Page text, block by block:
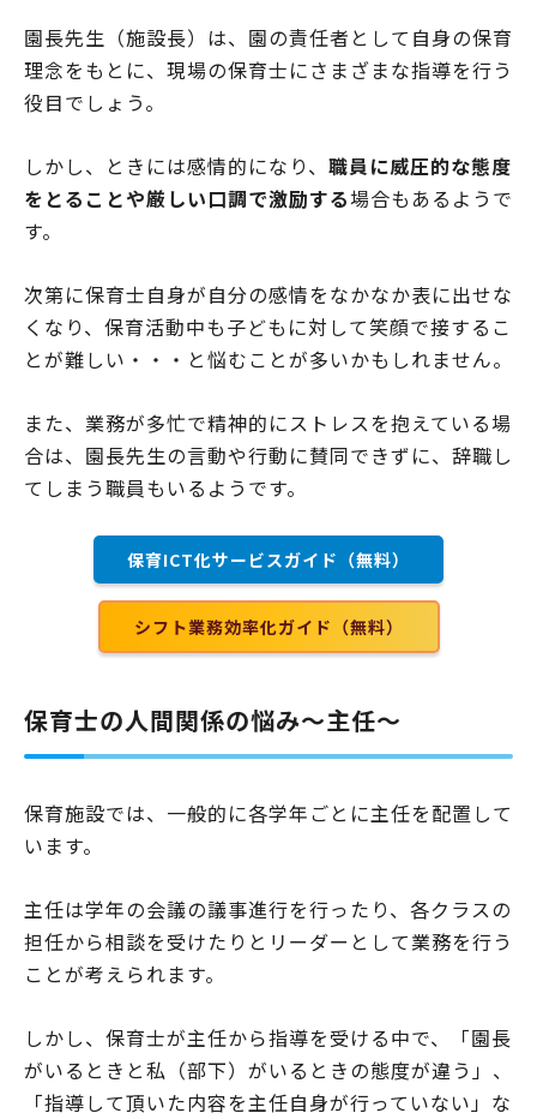
園長先生（施設長）は、園の責任者として自身の保育
理念をもとに、現場の保育士にさまざまな指導を行う
役目でしょう。
しかし、ときには感情的になり、 職員に威圧的な態度
をとることや厳しい口調で激励する場合もあるようで
す。
次第に保育士自身が自分の感情をなかなか表に出せな
くなり、保育活動中も子どもに対して笑顔で接するこ
とが難しい・・・と悩むことが多いかもしれません。
また、業務が多忙で精神的にストレスを抱えている場
合は、園長先生の言動や行動に賛同できずに、辞職し
てしまう職員もいるようです。
保育ICT化サービスガイド（無料）
シフト業務効率化ガイド（無料）
保育士の人間関係の悩み～主任～
保育施設では、一般的に各学年ごとに主任を配置して
います。
主任は学年の会議の議事進行を行ったり、各クラスの
担任から相談を受けたりとリーダーとして業務を行う
ことが考えられます。
しかし、保育士が主任から指導を受ける中で、「園長
がいるときと私（部下）がいるときの態度が違う」、
「指導して頂いた内容を主任自身が行っていない」な